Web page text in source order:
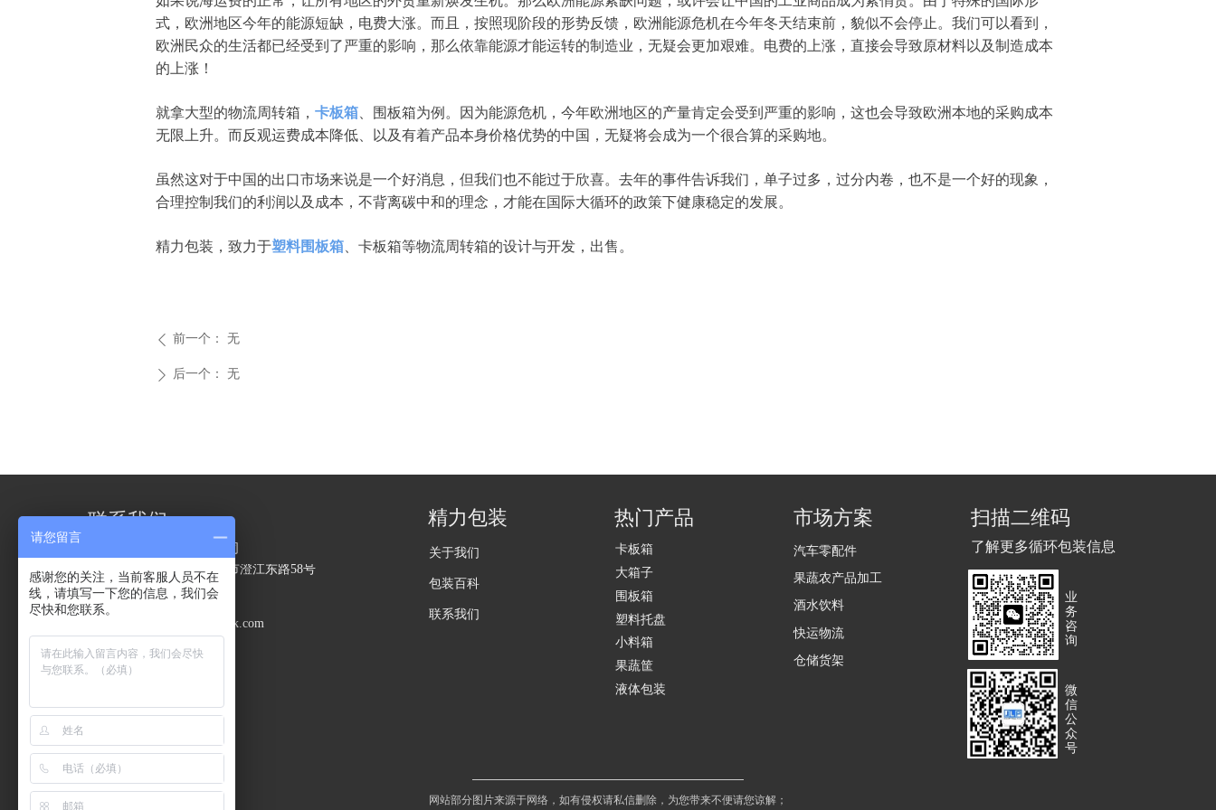
式，欧洲地区今年的能源短缺，电费大涨。而且，按照现阶段的形势反馈，欧洲能源危机在今年冬天结束前，貌似不会停止。我们可以看到，
欧洲民众的生活都已经受到了严重的影响，那么依靠能源才能运转的制造业，无疑会更加艰难。电费的上涨，直接会导致原材料以及制造成本
的上涨！
就拿大型的物流周转箱， 卡板箱 、围板箱为例。因为能源危机，今年欧洲地区的产量肯定会受到严重的影响，这也会导致欧洲本地的采购成本
无限上升。而反观运费成本降低、以及有着产品本身价格优势的中国，无疑将会成为一个很合算的采购地。
虽然这对于中国的出口市场来说是一个好消息，但我们也不能过于欣喜。去年的事件告诉我们，单子过多，过分内卷，也不是一个好的现象，
合理控制我们的利润以及成本，不背离碳中和的理念，才能在国际大循环的政策下健康稳定的发展。
精力包装，致力于塑料围板箱 、卡板箱等物流周转箱的设计与开发，出售。
ꄴ 前一个： 无
ꄲ 后一个： 无
网站部分图片来源于网络，如有侵权请私信删除，为您带来不便请您谅解；
地址：江苏省无锡市江阴市澄江东路58号
电话：0510-86199592
手机：
jinglipack@jinglipack.com
联系我们
江阴精力包装技术有限公司
精力包装
关于我们
包装百科
联系我们
扫描二维码
了解更多循环包装信息
微
信
公
众
号
业
务
咨
询
热门产品
卡板箱
大箱子
围板箱
塑料托盘
小料箱
果蔬筐
液体包装
市场方案
汽车零配件
果蔬农产品加工
酒水饮料
快运物流
仓储货架
请您留言
感谢您的关注，当前客服人员不在
线，请填写一下您的信息，我们会
尽快和您联系。